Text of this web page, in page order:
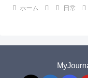
ホーム 日常